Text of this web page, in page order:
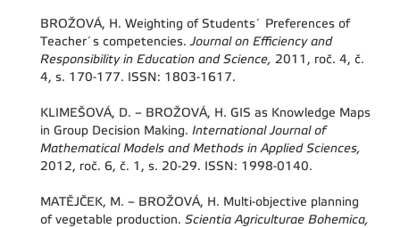
BROŽOVÁ, H. Weighting of Students´ Preferences of
Teacher´s competencies.Journal on Efficiency and
Responsibility in Education and Science, 2011, roč. 4, č.
4, s. 170-177. ISSN: 1803-1617.
KLIMEŠOVÁ, D. – BROŽOVÁ, H. GIS as Knowledge Maps
in Group Decision Making. International Journal of
Mathematical Models and Methods in Applied Sciences,
2012, roč. 6, č. 1, s. 20-29. ISSN: 1998-0140.
MATĚJČEK, M. – BROŽOVÁ, H. Multi-objective planning
of vegetable production. Scientia Agriculturae Bohemica,